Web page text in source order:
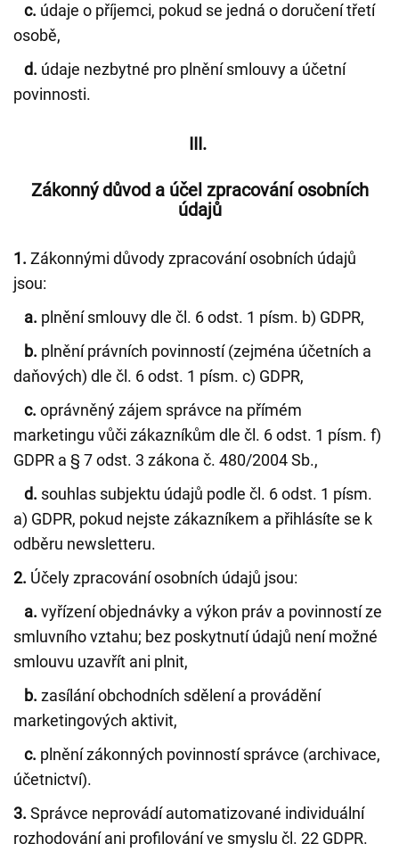
c. údaje o příjemci, pokud se jedná o doručení třetí
osobě,
d. údaje nezbytné pro plnění smlouvy a účetní
povinnosti.
III.
Zákonný důvod a účel zpracování osobních
údajů
1. Zákonnými důvody zpracování osobních údajů
jsou:
a. plnění smlouvy dle čl. 6 odst. 1 písm. b) GDPR,
b. plnění právních povinností (zejména účetních a
daňových) dle čl. 6 odst. 1 písm. c) GDPR,
c. oprávněný zájem správce na přímém
marketingu vůči zákazníkům dle čl. 6 odst. 1 písm. f)
GDPR a § 7 odst. 3 zákona č. 480/2004 Sb.,
d. souhlas subjektu údajů podle čl. 6 odst. 1 písm.
a) GDPR, pokud nejste zákazníkem a přihlásíte se k
odběru newsletteru.
2. Účely zpracování osobních údajů jsou:
a. vyřízení objednávky a výkon práv a povinností ze
smluvního vztahu; bez poskytnutí údajů není možné
smlouvu uzavřít ani plnit,
b. zasílání obchodních sdělení a provádění
marketingových aktivit,
c. plnění zákonných povinností správce (archivace,
účetnictví).
3. Správce neprovádí automatizované individuální
rozhodování ani profilování ve smyslu čl. 22 GDPR.